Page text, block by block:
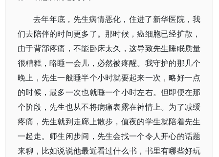
去年年底，先生病情恶化，住进了新华医院，我
们去陪伴的时间更多了。那时候，癌细胞已经扩散，
由于背部疼痛，不能卧床太久，这导致先生睡眠质量
很糟糕，略睡一会儿，必然被疼醒。我守护的那几个
晚上，先生一般睡半个小时就要起来一次，略好一点
的时候，最多一次也就睡一个小时左右。但即便在那
个阶段，先生也从不将病痛表露在神情上。为了减缓
疼痛，先生就到走廊上散步，值夜的学生就陪着先生
一起走。师生闲步间，先生会找一个令人开心的话题
来聊，比如说说他最近看过什么书，书里有哪些好玩